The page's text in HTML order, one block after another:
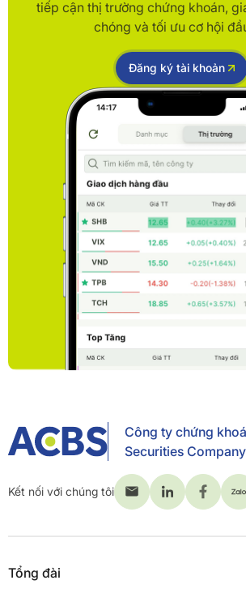
tiếp cận thị trường chứng khoán,
chóng và tối ưu cơ hội
Đăng ký tài khoản
Công ty chứng
Securities Company
Kết nối với chúng tôi
Tổng đài